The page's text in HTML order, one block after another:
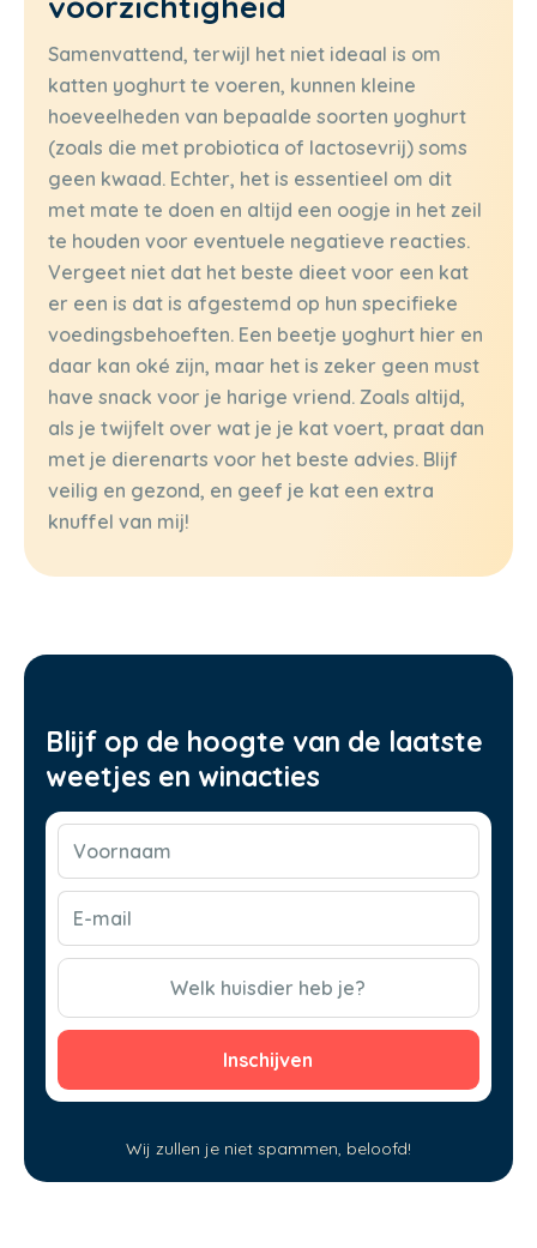
Samenvattend, terwijl het niet ideaal is om
katten yoghurt te voeren, kunnen kleine
hoeveelheden van bepaalde soorten yoghurt
(zoals die met probiotica of lactosevrij) soms
geen kwaad. Echter, het is essentieel om dit
met mate te doen en altijd een oogje in het zeil
te houden voor eventuele negatieve reacties.
Vergeet niet dat het beste dieet voor een kat
er een is dat is afgestemd op hun specifieke
voedingsbehoeften. Een beetje yoghurt hier en
daar kan oké zijn, maar het is zeker geen must
have snack voor je harige vriend. Zoals altijd,
als je twijfelt over wat je je kat voert, praat dan
met je dierenarts voor het beste advies. Blijf
veilig en gezond, en geef je kat een extra
knuffel van mij!
Blijf op de hoogte van de laatste
weetjes en winacties
(Vereist)
Welk huisdier heb je?
Wij zullen je niet spammen, beloofd!